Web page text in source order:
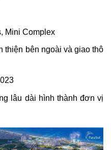
Mini Complex
thiện bên ngoài và giao thô
lâu dài hình thành đơn vị